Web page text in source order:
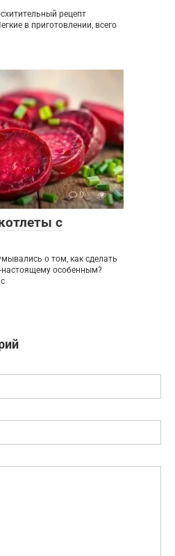
рецепт
в приготовлении, всего
0
с
о том, как сделать
особенным?